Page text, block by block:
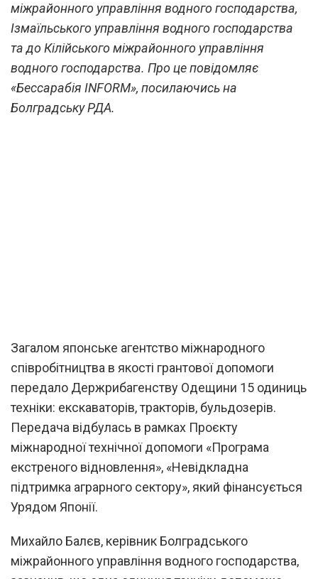
міжрайонного управління водного господарства,
Ізмаїльського управління водного господарства
та до Кілійського міжрайонного управління
водного господарства. Про це повідомляє
«Бессарабія INFORM», посилаючись на
Болградську РДА.
Загалом японське агентство міжнародного
співробітництва в якості грантової допомоги
передало Держрибагенству Одещини 15 одиниць
техніки: екскаваторів, тракторів, бульдозерів.
Передача відбулась в рамках Проєкту
міжнародної технічної допомоги «Програма
екстреного відновлення», «Невідкладна
підтримка аграрного сектору», який фінансується
Урядом Японії.
Михайло Балєв, керівник Болградського
міжрайонного управління водного господарства,